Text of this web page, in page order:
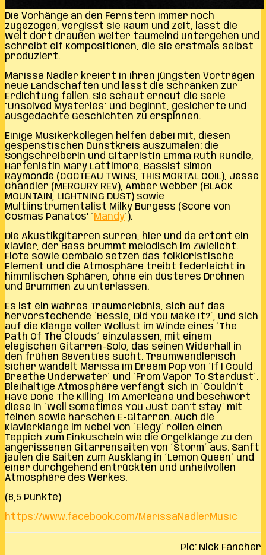
Die Vorhänge an den Fernstern immer noch
zugezogen, vergisst sie Raum und Zeit, lässt die
Welt dort draußen weiter taumelnd untergehen und
schreibt elf Kompositionen, die sie erstmals selbst
produziert.
Marissa Nadler kreiert in ihren jüngsten Vorträgen
neue Landschaften und lässt die Schranken zur
Erdichtung fallen. Sie schaut erneut die Serie
“Unsolved Mysteries” und beginnt, gesicherte und
ausgedachte Geschichten zu erspinnen.
Einige Musikerkollegen helfen dabei mit, diesen
gespenstischen Dunstkreis auszumalen: die
Songschreiberin und Gitarristin Emma Ruth Rundle,
Harfenistin Mary Lattimore, Bassist Simon
Raymonde (COCTEAU TWINS, THIS MORTAL COIL), Jesse
Chandler (MERCURY REV), Amber Webber (BLACK
MOUNTAIN, LIGHTNING DUST) sowie
Multiinstrumentalist Milky Burgess (Score von
Cosmas Panatos’ ´ Mandy´).
Die Akustikgitarren surren, hier und da ertönt ein
Klavier, der Bass brummt melodisch im Zwielicht.
Flöte sowie Cembalo setzen das folkloristische
Element und die Atmosphäre treibt federleicht in
himmlischen Sphären, ohne ein düsteres Dröhnen
und Brummen zu unterlassen.
Es ist ein wahres Traumerlebnis, sich auf das
hervorstechende ´Bessie, Did You Make It?´, und sich
auf die Klänge voller Wollust im Winde eines ´The
Path Of The Clouds´ einzulassen, mit einem
elegischen Gitarren-Solo, das seinen Widerhall in
den frühen Seventies sucht. Traumwandlerisch
sicher wandelt Marissa im Dream Pop von ´If I Could
Breathe Underwater´ und ´From Vapor To Stardust´.
Bleihaltige Atmosphäre verfängt sich in ´Couldn’t
Have Done The Killing´ im Americana und beschwört
diese in ´Well Sometimes You Just Can’t Stay´ mit
feinen sowie harschen E-Gitarren. Auch die
Klavierklänge im Nebel von ´Elegy´ rollen einen
Teppich zum Einkuscheln wie die Orgelklänge zu den
angerissenen Gitarrensaiten von ´Storm´ aus. Sanft
jaulen die Saiten zum Ausklang in ´Lemon Queen´ und
einer durchgehend entrückten und unheilvollen
Atmosphäre des Werkes.
(8,5 Punkte)
https://www.facebook.com/MarissaNadlerMusic
Pic: Nick Fancher